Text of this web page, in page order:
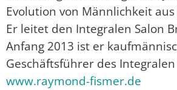
Evolution von Männlichkeit
Er leitet den Integralen Salon
Anfang 2013 ist er
Geschäftsführer des
www.raymond-fismer.de